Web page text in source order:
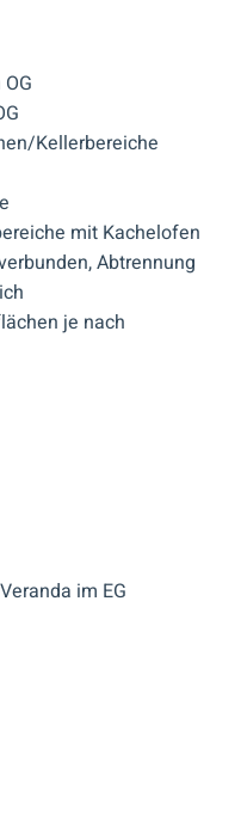
Kellerbereiche
mit Kachelofen
Abtrennung
je nach
im EG